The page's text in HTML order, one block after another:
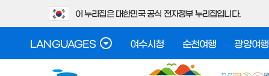
이 누리집은 대한민국 공식 전자정부 누리집입니다.
LANGUAGES 여수시청 순천여행 광양여행